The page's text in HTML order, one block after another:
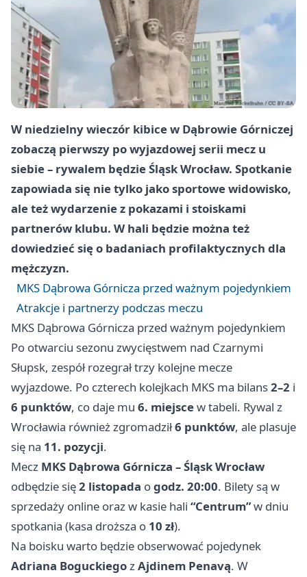
W niedzielny wieczór kibice w Dąbrowie Górniczej
zobaczą pierwszy po wyjazdowej serii mecz u
siebie – rywalem będzie Śląsk Wrocław. Spotkanie
zapowiada się nie tylko jako sportowe widowisko,
ale też wydarzenie z pokazami i stoiskami
partnerów klubu. W hali będzie można też
dowiedzieć się o badaniach profilaktycznych dla
mężczyzn.
MKS Dąbrowa Górnicza przed ważnym pojedynkiem
Atrakcje i partnerzy podczas meczu
MKS Dąbrowa Górnicza przed ważnym pojedynkiem
Po otwarciu sezonu zwycięstwem nad Czarnymi
Słupsk, zespół rozegrał trzy kolejne mecze
wyjazdowe. Po czterech kolejkach MKS ma bilans2–2 i
6 punktów, co daje mu 6. miejscew tabeli. Rywal z
Wrocławia również zgromadził6 punktów, ale plasuje
się na 11. pozycji.
Mecz MKS Dąbrowa Górnicza – Śląsk Wrocław
odbędzie się2 listopada ogodz. 20:00. Bilety są w
sprzedaży online oraz w kasie hali “Centrum”w dniu
spotkania (kasa droższa o 10 zł).
Na boisku warto będzie obserwować pojedynek
Adriana BoguckiegozAjdinem Penavą. W